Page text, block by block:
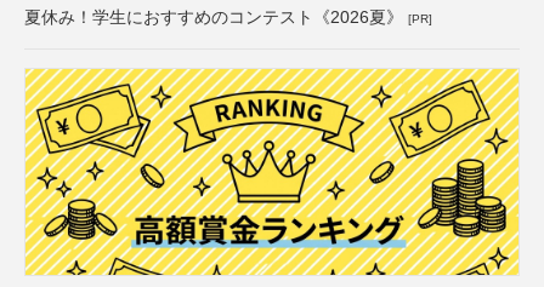
夏休み！学生におすすめのコンテスト《2026夏》 [PR]